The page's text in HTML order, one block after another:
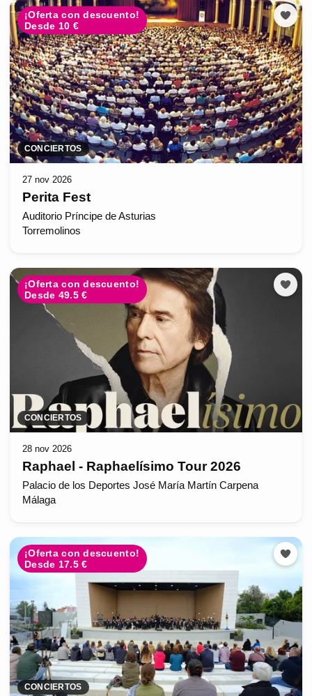
¡Oferta con descuento!
Desde 10 €
CONCIERTOS
27 nov 2026
Perita Fest
Auditorio Príncipe de Asturias
Torremolinos
¡Oferta con descuento!
Desde 49.5 €
CONCIERTOS
28 nov 2026
Raphael - Raphaelísimo Tour 2026
Palacio de los Deportes José María Martín Carpena
Málaga
¡Oferta con descuento!
Desde 17.5 €
CONCIERTOS